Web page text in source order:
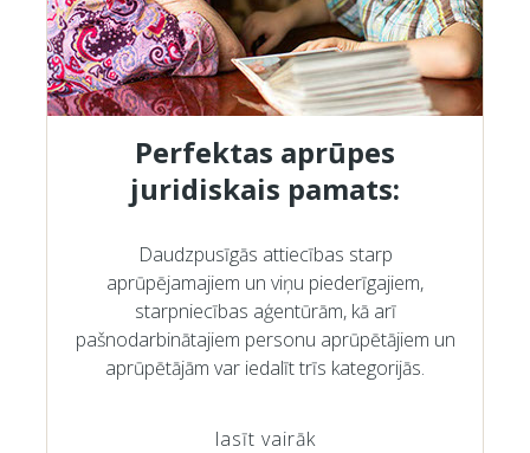
Perfektas aprūpes
juridiskais pamats:
Daudzpusīgās attiecības starp
aprūpējamajiem un viņu piederīgajiem,
starpniecības aģentūrām, kā arī
pašnodarbinātajiem personu aprūpētājiem un
aprūpētājām var iedalīt trīs kategorijās.
lasīt vairāk